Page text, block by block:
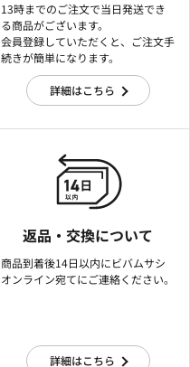
13時までのご注文で当日発送でき
る商品がございます。
会員登録していただくと、ご注文手
続きが簡単になります。
詳細はこちら
返品・交換について
商品到着後14日以内にビバムサシ
オンライン宛てにご連絡ください。
詳細はこちら